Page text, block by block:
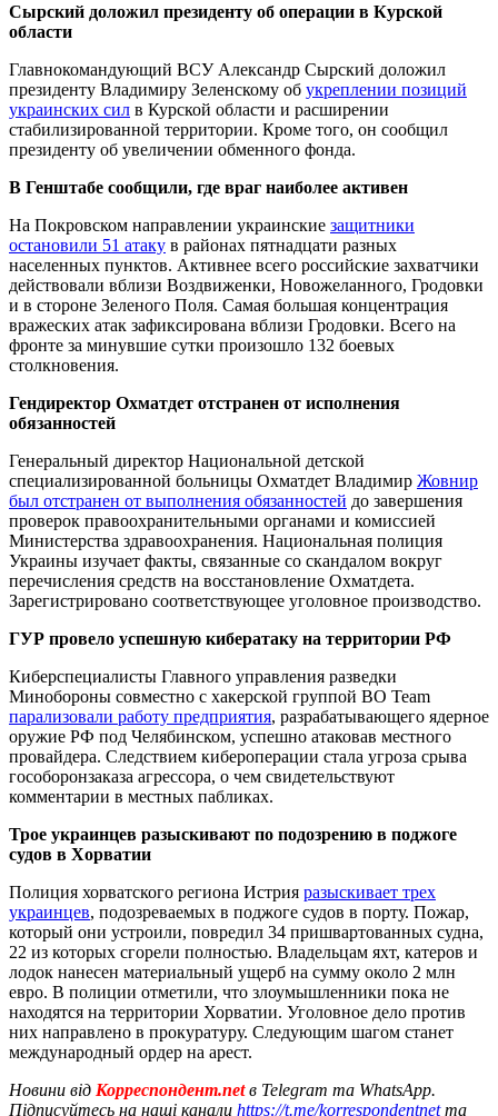
Сырский доложил президенту об операции в Курской
области
Главнокомандующий ВСУ Александр Сырский доложил
президенту Владимиру Зеленскому об укреплении позиций
украинских сил в Курской области и расширении
стабилизированной территории. Кроме того, он сообщил
президенту об увеличении обменного фонда.
В Генштабе сообщили, где враг наиболее активен
На Покровском направлении украинские защитники
остановили 51 атаку в районах пятнадцати разных
населенных пунктов. Активнее всего российские захватчики
действовали вблизи Воздвиженки, Новожеланного, Гродовки
и в стороне Зеленого Поля. Самая большая концентрация
вражеских атак зафиксирована вблизи Гродовки. Всего на
фронте за минувшие сутки произошло 132 боевых
столкновения.
Гендиректор Охматдет отстранен от исполнения
обязанностей
Генеральный директор Национальной детской
специализированной больницы Охматдет Владимир Жовнир
был отстранен от выполнения обязанностей до завершения
проверок правоохранительными органами и комиссией
Министерства здравоохранения. Национальная полиция
Украины изучает факты, связанные со скандалом вокруг
перечисления средств на восстановление Охматдета.
Зарегистрировано соответствующее уголовное производство.
ГУР провело успешную кибератаку на территории РФ
Киберспециалисты Главного управления разведки
Минобороны совместно с хакерской группой ВО Team
парализовали работу предприятия, разрабатывающего ядерное
оружие РФ под Челябинском, успешно атаковав местного
провайдера. Следствием кибероперации стала угроза срыва
гособоронзаказа агрессора, о чем свидетельствуют
комментарии в местных пабликах.
Трое украинцев разыскивают по подозрению в поджоге
судов в Хорватии
Полиция хорватского региона Истрия разыскивает трех
украинцев, подозреваемых в поджоге судов в порту. Пожар,
который они устроили, повредил 34 пришвартованных судна,
22 из которых сгорели полностью. Владельцам яхт, катеров и
лодок нанесен материальный ущерб на сумму около 2 млн
евро. В полиции отметили, что злоумышленники пока не
находятся на территории Хорватии. Уголовное дело против
них направлено в прокуратуру. Следующим шагом станет
международный ордер на арест.
Новини від Корреспондент.netв Telegram та WhatsApp.
Підписуйтесь на наші канали https://t.me/korrespondentnetта